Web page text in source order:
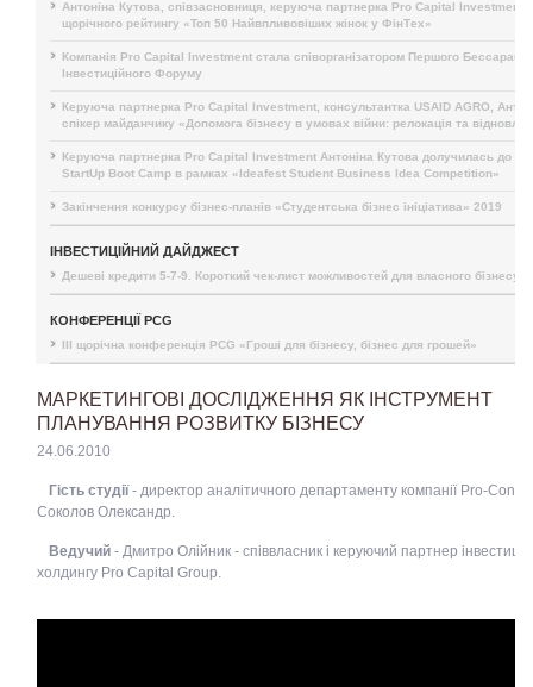
Антоніна Кутова, співзасновниця, керуюча партнерка Pro Capital Investment,
щорічного рейтингу «Топ 50 Найвпливовіших жінок у ФінТех»
Компанія Pro Capital Investment стала співорганізатором Першого
Інвестиційного Форуму
Керуюча партнерка Pro Capital Investment, консультантка USAID AGRO,
спікер майданчику «Допомога бізнесу в умовах війни: релокація та
Керуюча партнерка Pro Capital Investment Антоніна Кутова долучилась до
StartUp Boot Camp в рамках «Ideafest Student Business Idea Competition»
Закінчення конкурсу бізнес-планів «Студентська бізнес ініціатива» 2019
ІНВЕСТИЦІЙНИЙ ДАЙДЖЕСТ
Дешеві кредити 5-7-9. Короткий чек-лист можливостей для власного бізнесу
КОНФЕРЕНЦІЇ PCG
III щорічна конференція PCG «Гроші для бізнесу, бізнес для грошей»
МАРКЕТИНГОВІ ДОСЛІДЖЕННЯ ЯК ІНСТРУМЕНТ
ПЛАНУВАННЯ РОЗВИТКУ БІЗНЕСУ
24.06.2010
Гість студії- директор аналітичного департаменту компанії Pro-
Соколов Олександр.
Ведучий - Дмитро Олійник - співвласник і керуючий партнер
холдингу Pro Capital Group.